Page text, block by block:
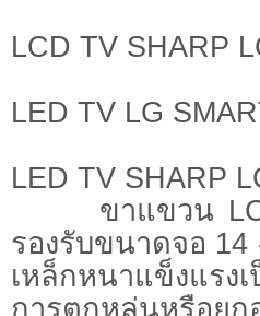
LCD TV SHARP
LED TV LG
LED TV SHARP
ขาแขวน
รองรับขนาดจอ
เหล็กหนาแข็งแร
การตกหล่นหรือย